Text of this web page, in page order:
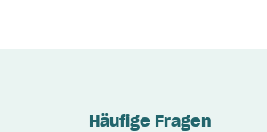
Häufige Fragen